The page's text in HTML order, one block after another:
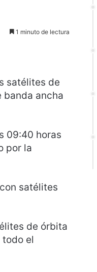
1 minuto de lectura
satélites de
banda ancha
09:40 horas
por la
satélites
de órbita
el